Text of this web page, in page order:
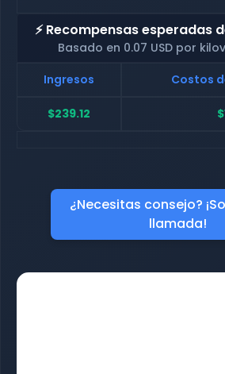
⚡ Recompensas esperadas
Basado en 0.07 USD por
Ingresos
Costos
$239.12
¿Necesitas consejo?
llamada!